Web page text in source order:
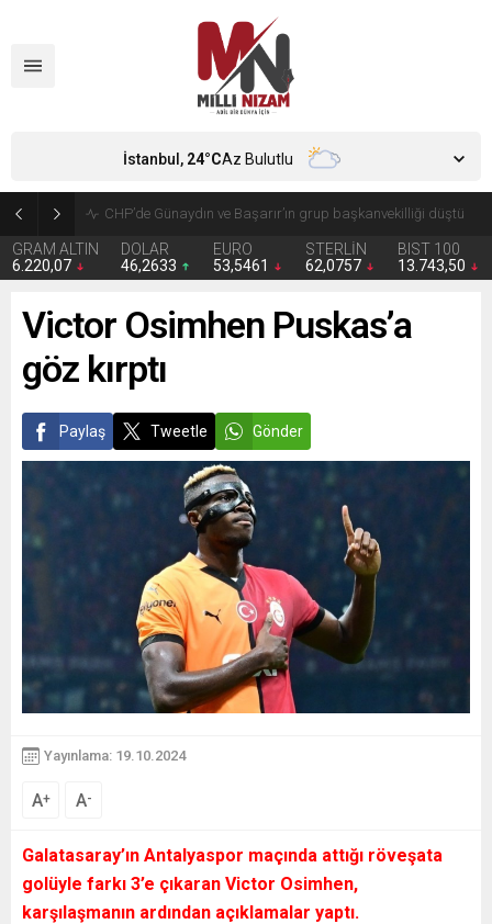
Zorunlu trafik sigortasında yeni dönem
GRAM ALTIN
6.220,07
DOLAR
46,2633
EURO
53,5461
STERLİN
62,0757
BIST 100
13.743,50
İstanbul, 24°CAz Bulutlu
Victor Osimhen Puskas’a
göz kırptı
Paylaş Tweetle Gönder
Yayınlama: 19.10.2024
A+ A-
Galatasaray’ın Antalyaspor maçında attığı röveşata
golüyle farkı 3’e çıkaran Victor Osimhen,
karşılaşmanın ardından açıklamalar yaptı.